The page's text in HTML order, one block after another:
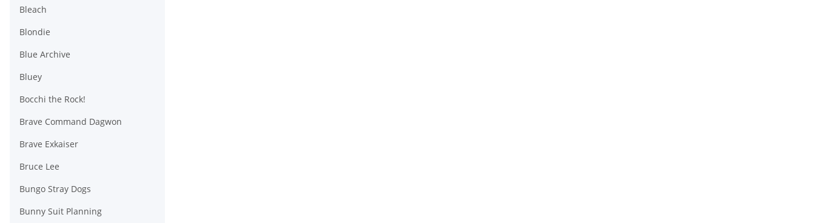
Bleach
Blondie
Blue Archive
Bluey
Bocchi the Rock!
Brave Command Dagwon
Brave Exkaiser
Bruce Lee
Bungo Stray Dogs
Bunny Suit Planning